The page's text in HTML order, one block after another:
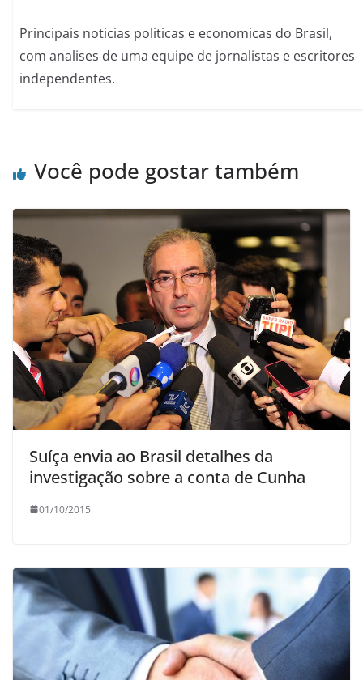
Principais noticias politicas e economicas do Brasil,
com analises de uma equipe de jornalistas e escritores
independentes.
Você pode gostar também
Suíça envia ao Brasil detalhes da
investigação sobre a conta de Cunha
01/10/2015